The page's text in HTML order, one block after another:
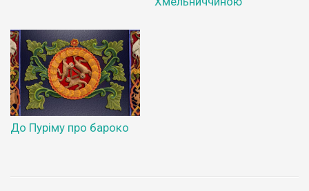
До Пуріму про бароко